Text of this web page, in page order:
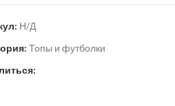
Н/Д
Топы и футболки